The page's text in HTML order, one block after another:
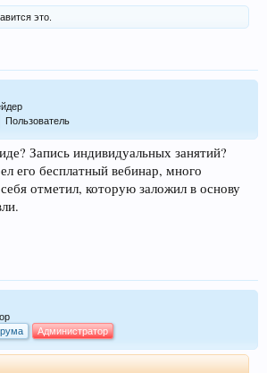
это.
Пользователь
Запись индивидуальных занятий?
его бесплатный вебинар, много
отметил, которую заложил в основу
Администратор